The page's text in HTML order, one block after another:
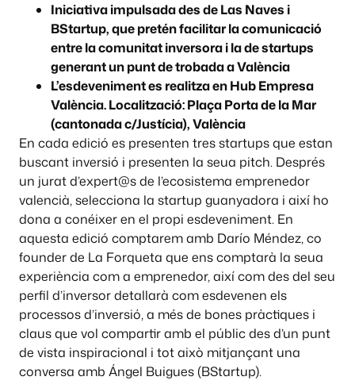
Iniciativa impulsada des de Las Naves i
BStartup, que pretén facilitar la comunicació
entre la comunitat inversora i la de startups
generant un punt de trobada a València
L’esdeveniment es realitza en Hub Empresa
València. Localització: Plaça Porta de la Mar
(cantonada c/Justícia), València
En cada edició es presenten tres startups que estan
buscant inversió i presenten la seua pitch. Després
un jurat d’expert@s de l’ecosistema emprenedor
valencià, selecciona la startup guanyadora i així ho
dona a conéixer en el propi esdeveniment. En
aquesta edició comptarem amb Darío Méndez, co
founder de La Forqueta que ens comptarà la seua
experiència com a emprenedor, així com des del seu
perfil d’inversor detallarà com esdevenen els
processos d’inversió, a més de bones pràctiques i
claus que vol compartir amb el públic des d’un punt
de vista inspiracional i tot això mitjançant una
conversa amb Ángel Buigues (BStartup).